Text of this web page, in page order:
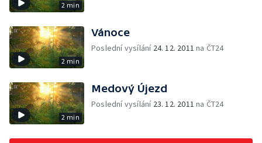
2 min
2 min
Vánoce
Poslední vysílání 24. 12. 2011 na ČT24
2 min
Medový Újezd
Poslední vysílání 23. 12. 2011 na ČT24